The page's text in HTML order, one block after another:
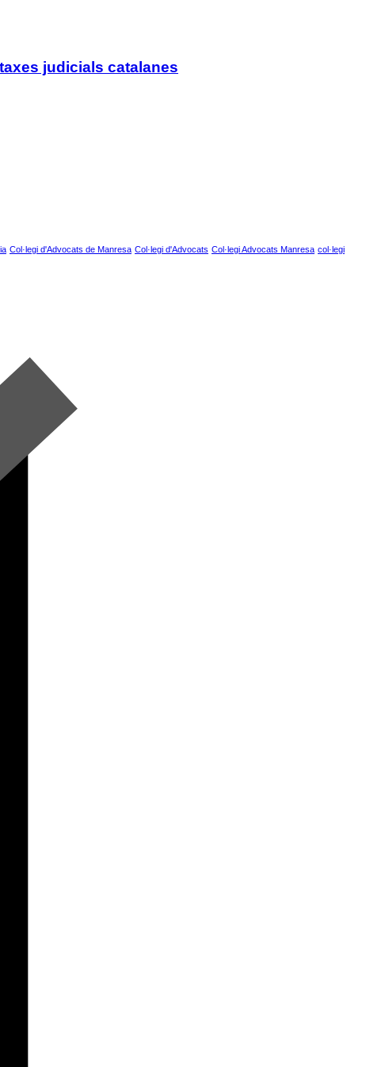
judicials catalanes
Col·legi d'Advocats de Manresa Col·legi d'Advocats Col·legi Advocats Manresa col·legi